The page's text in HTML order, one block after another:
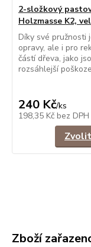
2-složkový
Holzmasse K2,
Díky své pružnosti
opravy, ale i pro
částí dřeva, jako
rozsáhlejší
240 Kč/ks
198,35 Kč bez DPH
Zboží